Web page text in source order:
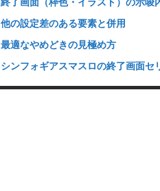
終了画面（枠色・イラスト）の示唆
他の設定差のある要素と併用
最適なやめどきの見極め方
シンフォギアスマスロの終了画面セ